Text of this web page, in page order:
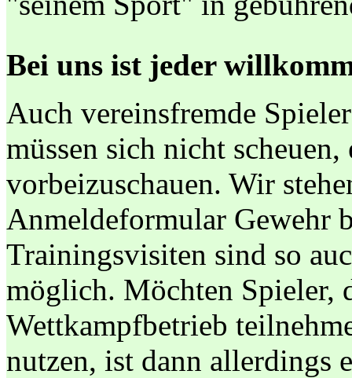
Bei uns ist jeder
Auch vereinsfremde
müssen sich nicht
vorbeizuschauen. Wir
Anmeldeformular Gewehr
Trainingsvisiten sind so
möglich. Möchten Spieler,
Wettkampfbetrieb
nutzen, ist dann allerdings